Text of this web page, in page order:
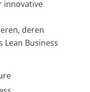
innovative
deren
Lean Business